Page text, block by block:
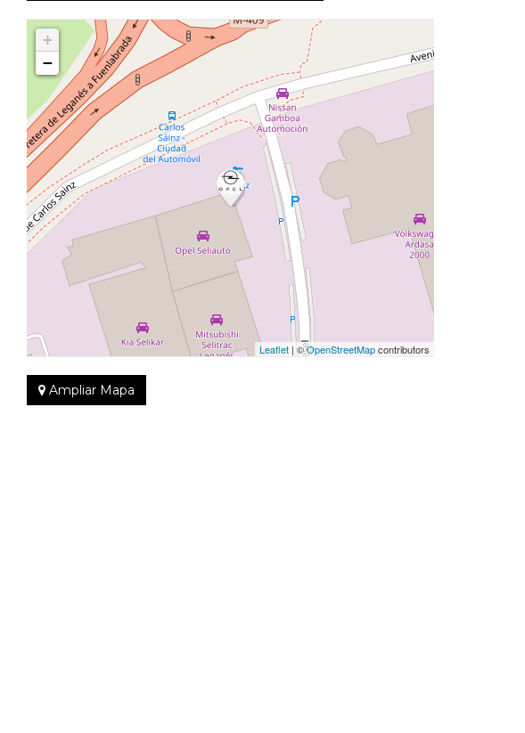
+
−
Leaflet | ©OpenStreetMapcontributors
Ampliar Mapa